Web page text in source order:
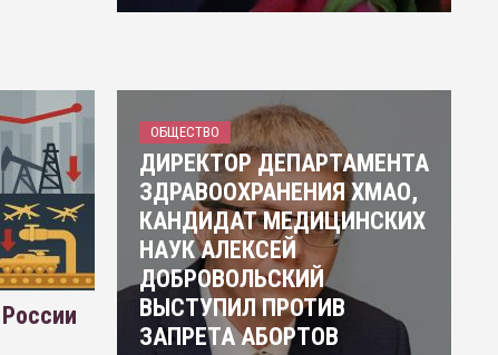
ОБЩЕСТВО
ДИРЕКТОР ДЕПАРТАМЕНТА
ЗДРАВООХРАНЕНИЯ ХМАО,
КАНДИДАТ МЕДИЦИНСКИХ
НАУК АЛЕКСЕЙ
ДОБРОВОЛЬСКИЙ
ВЫСТУПИЛ ПРОТИВ
ЗАПРЕТА АБОРТОВ